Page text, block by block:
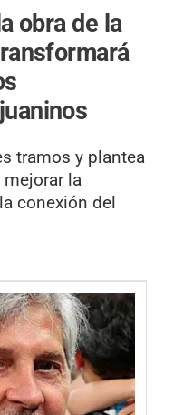
obra de la
tramos y plantea
la
conexión del